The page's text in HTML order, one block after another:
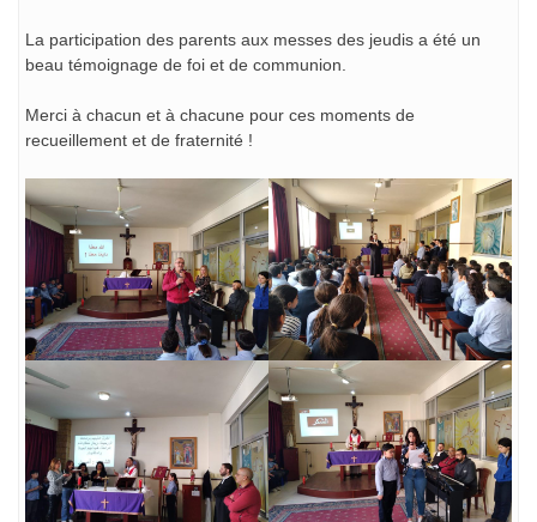
La participation des parents aux messes des jeudis a été un
beau témoignage de foi et de communion.
Merci à chacun et à chacune pour ces moments de
recueillement et de fraternité !